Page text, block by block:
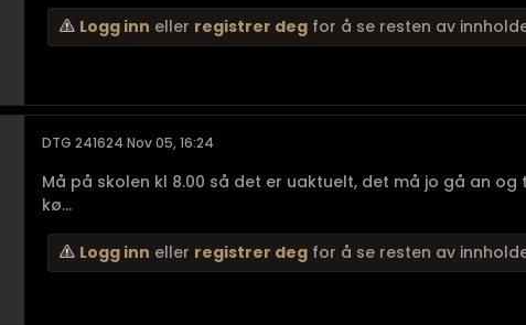
Logg inn eller registrer deg for å se resten av
DTG 241624 Nov 05, 16:24
Må på skolen kl 8.00 så det er uaktuelt, det må jo gå an
kø...
Logg inn eller registrer deg for å se resten av